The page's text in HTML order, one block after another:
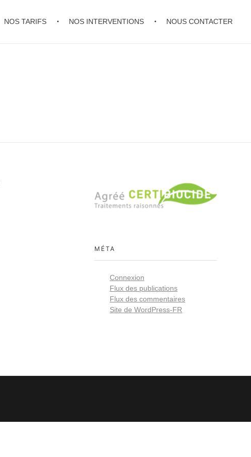
NOS TARIFS NOS INTERVENTIONS NOUS CONTACTER
MÉTA
Connexion
Flux des publications
Flux des commentaires
Site de WordPress-FR